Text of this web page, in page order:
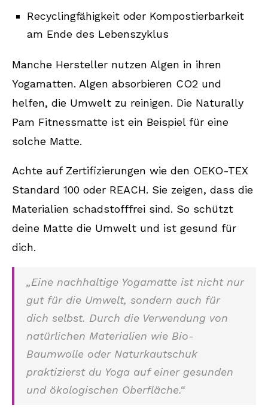
Recyclingfähigkeit oder Kompostierbarkeit
am Ende des Lebenszyklus
Manche Hersteller nutzen Algen in ihren
Yogamatten. Algen absorbieren CO2 und
helfen, die Umwelt zu reinigen. Die Naturally
Pam Fitnessmatte ist ein Beispiel für eine
solche Matte.
Achte auf Zertifizierungen wie den OEKO-TEX
Standard 100 oder REACH. Sie zeigen, dass die
Materialien schadstofffrei sind. So schützt
deine Matte die Umwelt und ist gesund für
dich.
„Eine nachhaltige Yogamatte ist nicht nur
gut für die Umwelt, sondern auch für
dich selbst. Durch die Verwendung von
natürlichen Materialien wie Bio-
Baumwolle oder Naturkautschuk
praktizierst du Yoga auf einer gesunden
und ökologischen Oberfläche.“